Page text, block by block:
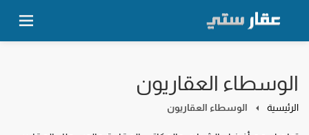
الوسطاء العقاريون
الرئيسية الوسطاء العقاريون